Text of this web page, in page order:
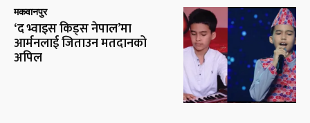
मकवानपुर
‘द भ्वाइस किड्स नेपाल’मा
आर्मनलाई जिताउन मतदानको
अपिल